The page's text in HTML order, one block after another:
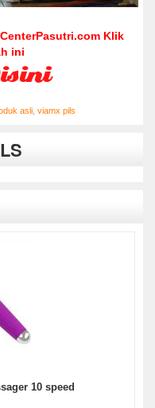
Klik
ini
asli viamx pils
10 speed